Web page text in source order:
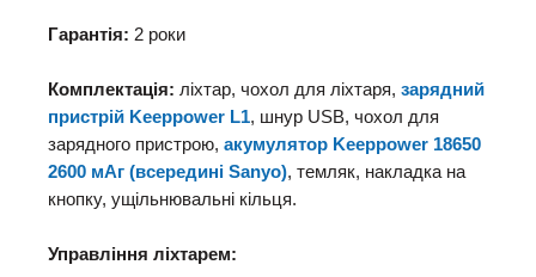
Гарантія: 2 роки
Комплектація: ліхтар, чохол для ліхтаря, зарядний
пристрій Keeppower L1, шнур USB, чохол для
зарядного пристрою, акумулятор Keeppower 18650
2600 мАг (всередині Sanyo), темляк, накладка на
кнопку, ущільнювальні кільця.
Управління ліхтарем: